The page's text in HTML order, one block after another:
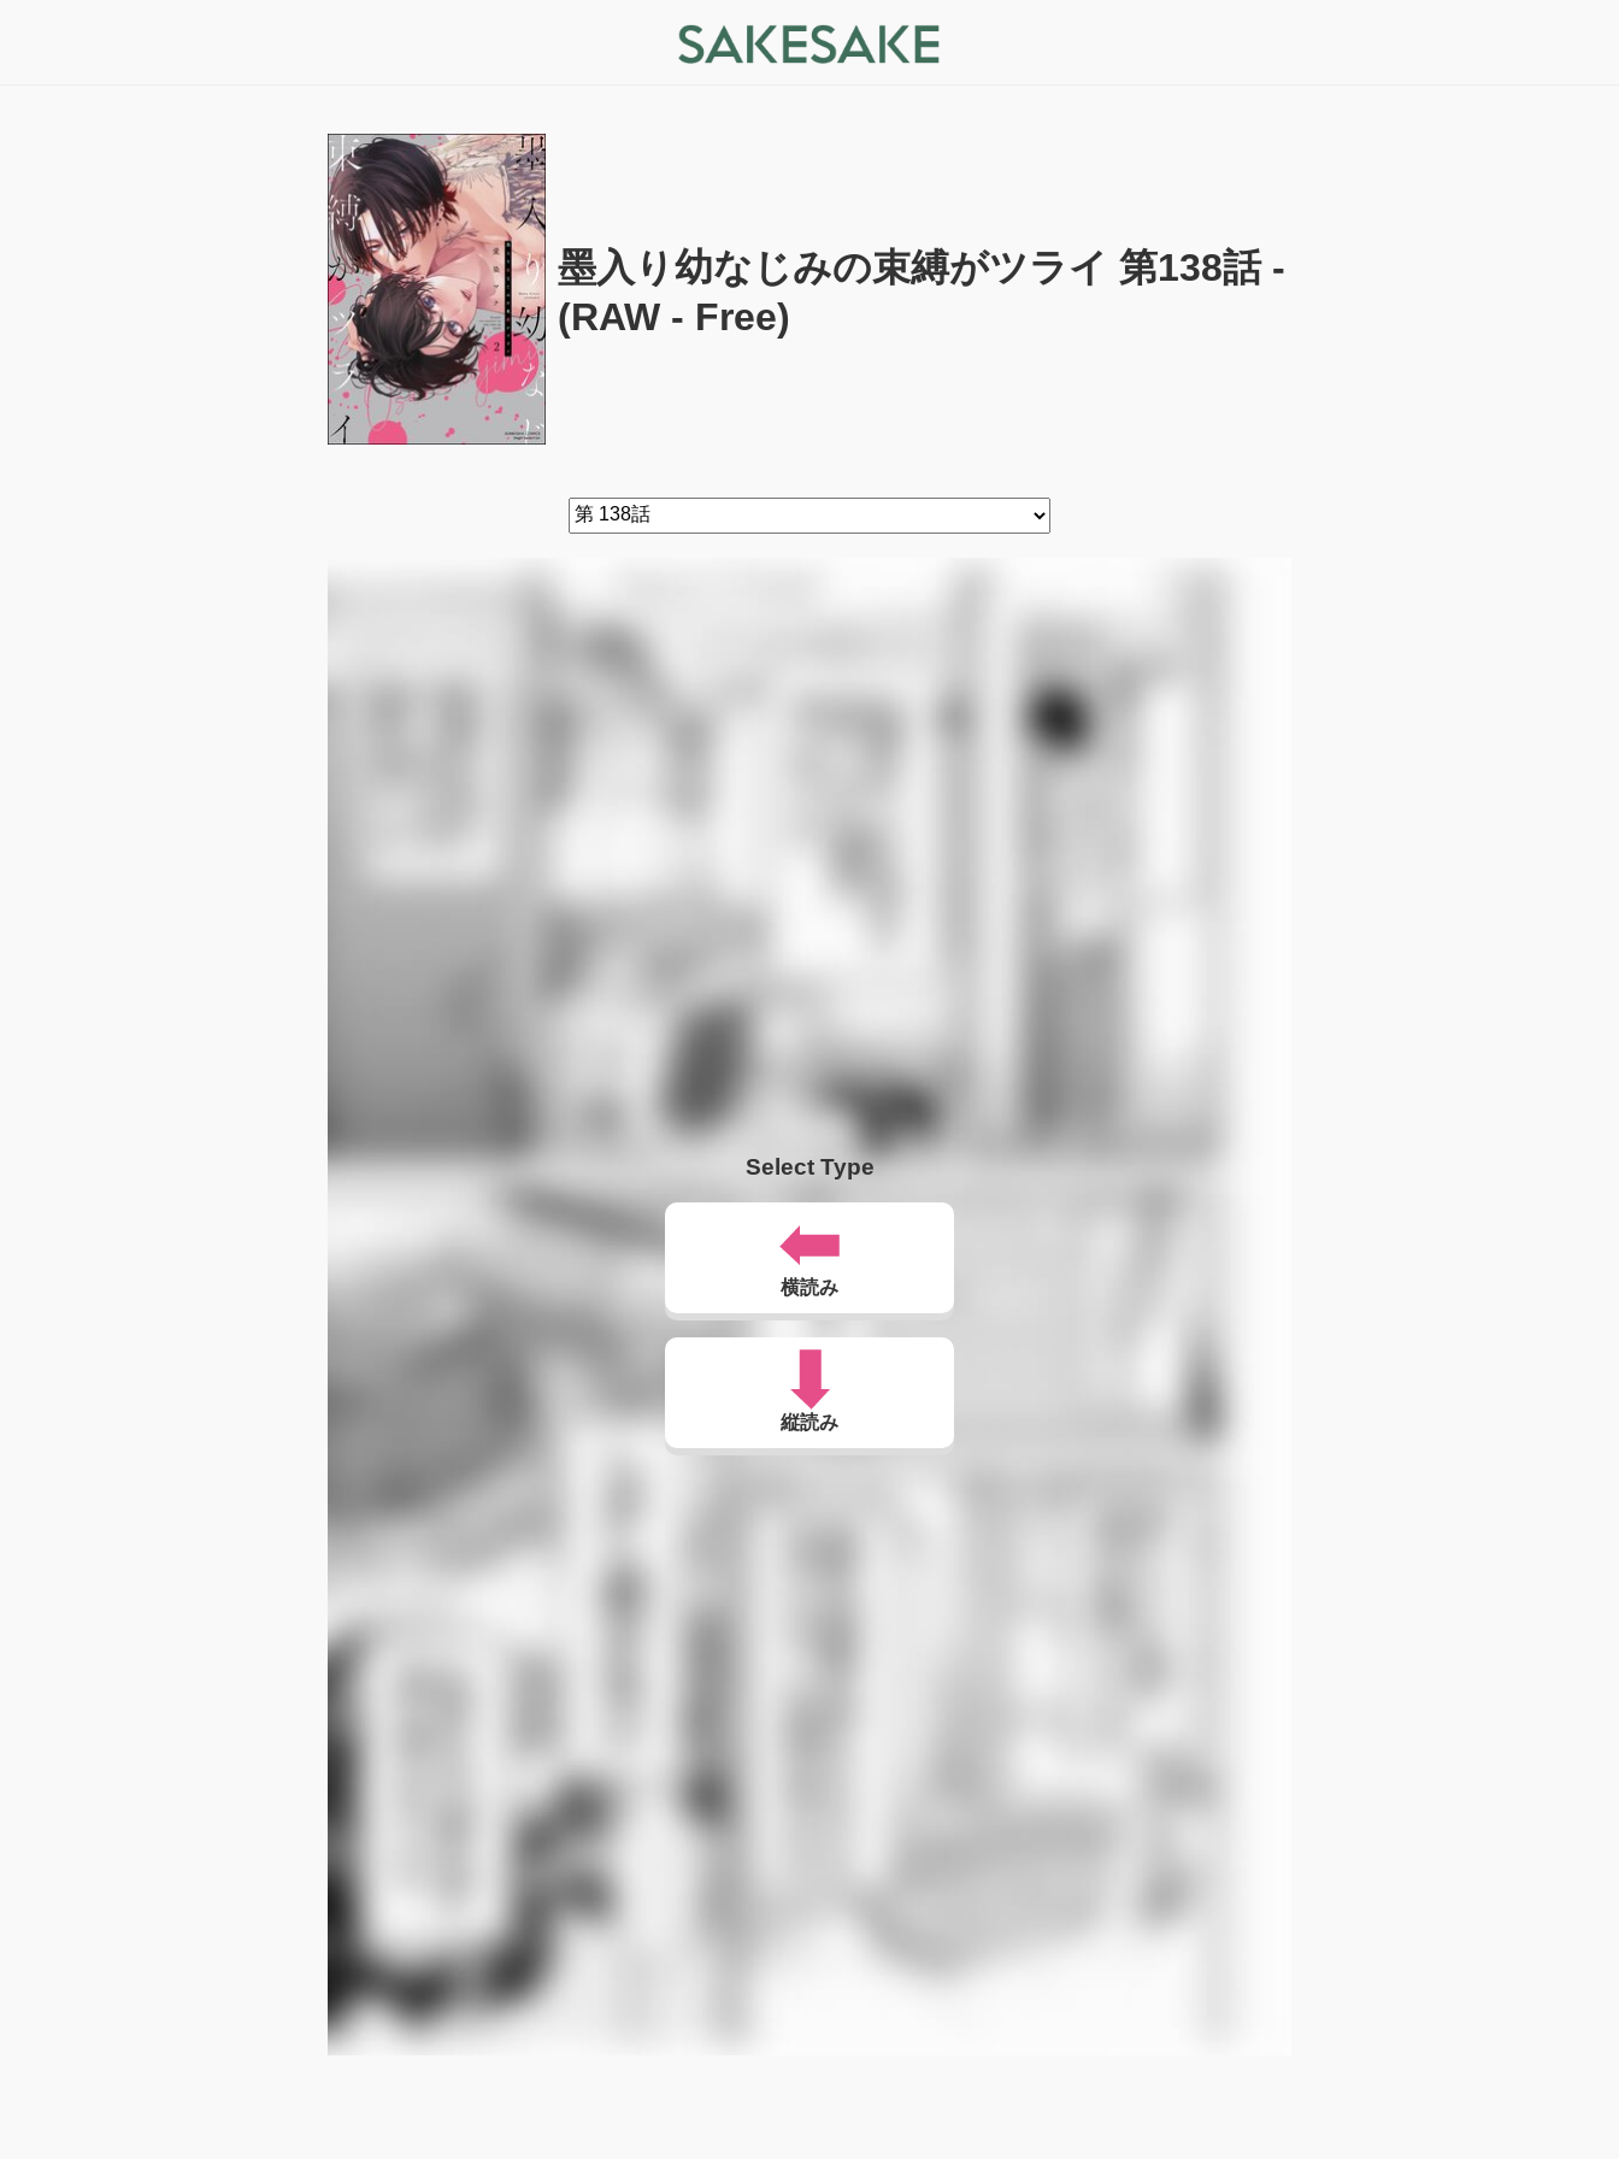
墨入り幼なじみの束縛がツライ 第138話 -
(RAW - Free)
Select Type
横読み
縦読み